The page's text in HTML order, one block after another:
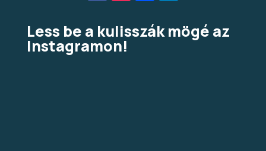
Less be a kulisszák mögé az
Instagramon!